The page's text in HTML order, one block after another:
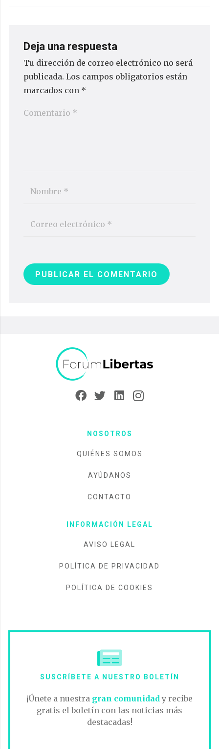
Deja una respuesta
Tu dirección de correo electrónico no será
publicada. Los campos obligatorios están
marcados con *
PUBLICAR EL COMENTARIO
NOSOTROS
QUIÉNES SOMOS
AYÚDANOS
CONTACTO
INFORMACIÓN LEGAL
AVISO LEGAL
POLÍTICA DE PRIVACIDAD
POLÍTICA DE COOKIES
SUSCRÍBETE A NUESTRO BOLETÍN
¡Únete a nuestra gran comunidad y recibe
gratis el boletín con las noticias más
destacadas!